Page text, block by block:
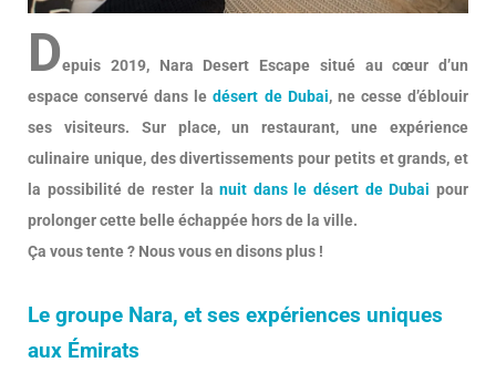
Depuis 2019, Nara Desert Escape situé au cœur d’un
espace conservé dans ledésert de Dubai, ne cesse d’éblouir
ses visiteurs. Sur place, un restaurant, une expérience
culinaire unique, des divertissements pour petits et grands, et
la possibilité de rester lanuit dans le désert de Dubai pour
prolonger cette belle échappée hors de la ville.
Ça vous tente ? Nous vous en disons plus !
Le groupe Nara, et ses expériences uniques
aux Émirats